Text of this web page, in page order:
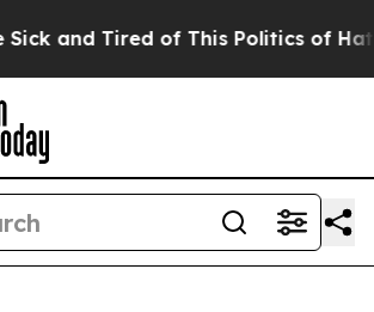
and Tired of This Politics of Hatred”